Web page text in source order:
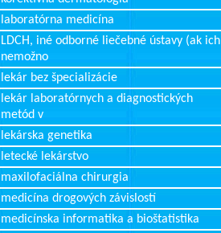
laboratórna medicína
LDCH, iné odborné liečebné ústavy (ak ich
nemožno
lekár bez špecializácie
lekár laboratórnych a diagnostických
metód v
lekárska genetika
letecké lekárstvo
maxilofaciálna chirurgia
medicína drogových závislostí
medicínska informatika a bioštatistika